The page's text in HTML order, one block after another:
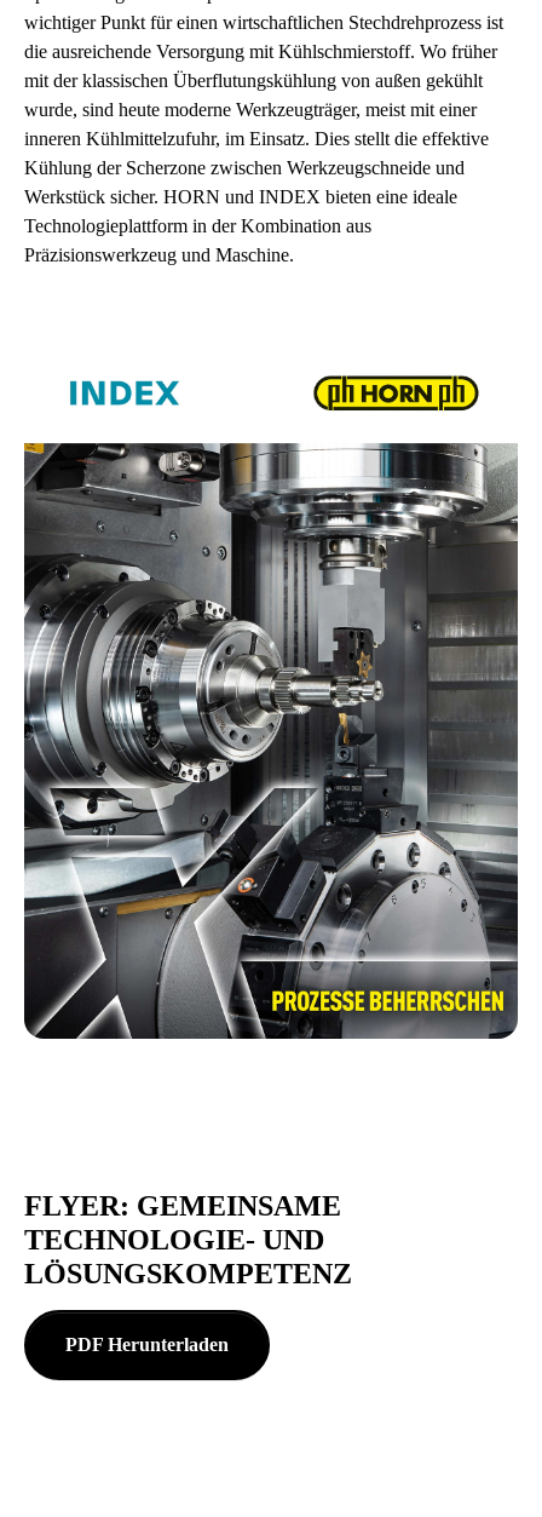
wichtiger Punkt für einen wirtschaftlichen Stechdrehprozess ist
die ausreichende Versorgung mit Kühlschmierstoff. Wo früher
mit der klassischen Überflutungskühlung von außen gekühlt
wurde, sind heute moderne Werkzeugträger, meist mit einer
inneren Kühlmittelzufuhr, im Einsatz. Dies stellt die effektive
Kühlung der Scherzone zwischen Werkzeugschneide und
Werkstück sicher. HORN und INDEX bieten eine ideale
Technologieplattform in der Kombination aus
Präzisionswerkzeug und Maschine.
FLYER: GEMEINSAME
TECHNOLOGIE- UND
LÖSUNGSKOMPETENZ
PDF Herunterladen